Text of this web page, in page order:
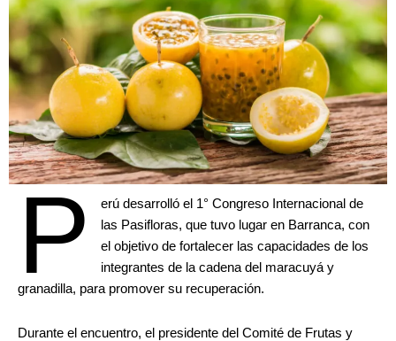
P
erú desarrolló el 1° Congreso Internacional de
las Pasifloras, que tuvo lugar en Barranca, con
el objetivo de fortalecer las capacidades de los
integrantes de la cadena del maracuyá y
granadilla, para promover su recuperación.
Durante el encuentro, el presidente del Comité de Frutas y